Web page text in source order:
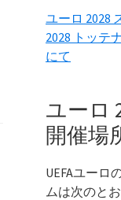
ー
ユーロ 2028
2028 トッテ
にて
ユーロ
開催場
UEFAユーロ
ムは次のと